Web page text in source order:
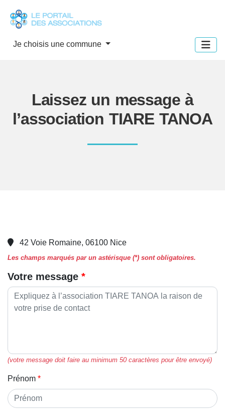
Je choisis une commune
Laissez un message à
l’association TIARE TANOA
42 Voie Romaine, 06100 Nice
Les champs marqués par un astérisque (*) sont obligatoires.
Votre message
(votre message doit faire au minimum 50 caractères pour être envoyé)
Prénom